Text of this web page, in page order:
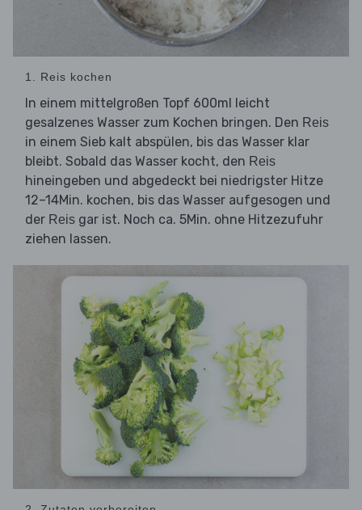
1. Reis kochen
In einem mittelgroßen Topf 600ml leicht
gesalzenes Wasser zum Kochen bringen. Den Reis
in einem Sieb kalt abspülen, bis das Wasser klar
bleibt. Sobald das Wasser kocht, den Reis
hineingeben und abgedeckt bei niedrigster Hitze
12–14Min. kochen, bis das Wasser aufgesogen und
der Reis gar ist. Noch ca. 5Min. ohne Hitzezufuhr
ziehen lassen.